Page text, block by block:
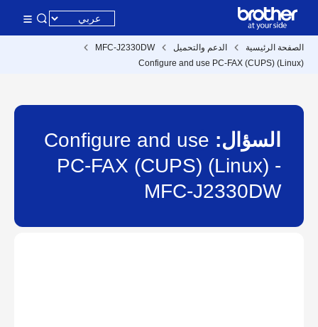
الصفحة الرئيسية الدعم والتحميل
MFC-J2330DW
Configure and use PC-FAX (CUPS) (Linux)
السؤال:
Configure and use
PC-FAX (CUPS) (Linux) -
MFC-J2330DW